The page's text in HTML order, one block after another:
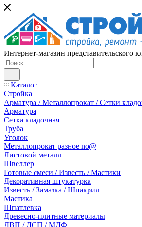
Интернет-магазин представительского
Каталог
Стройка
Арматура / Металлопрокат / Сетки
Арматура
Сетка кладочная
Труба
Уголок
Металлопрокат разное no@
Листовой металл
Швеллер
Готовые смеси / Известь / Мастики
Декоративная штукатурка
Известь / Замазка / Шпакрил
Мастика
Шпатлевка
Древесно-плитные материалы
ДВП / ДСП / МДФ